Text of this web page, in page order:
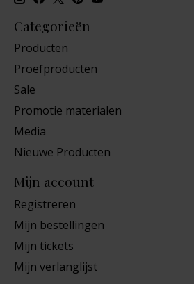
Categorieën
Producten
Proefproducten
Sale
Promotie materialen
Media
Nieuwe Producten
Mijn account
Registreren
Mijn bestellingen
Mijn tickets
Mijn verlanglijst